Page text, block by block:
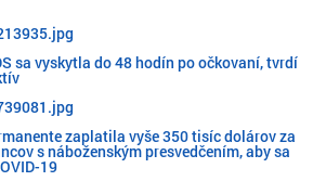
sa vyskytla do 48 hodín po očkovaní, tvrdí
zaplatila vyše 350 tisíc dolárov za
s náboženským presvedčením, aby sa
19